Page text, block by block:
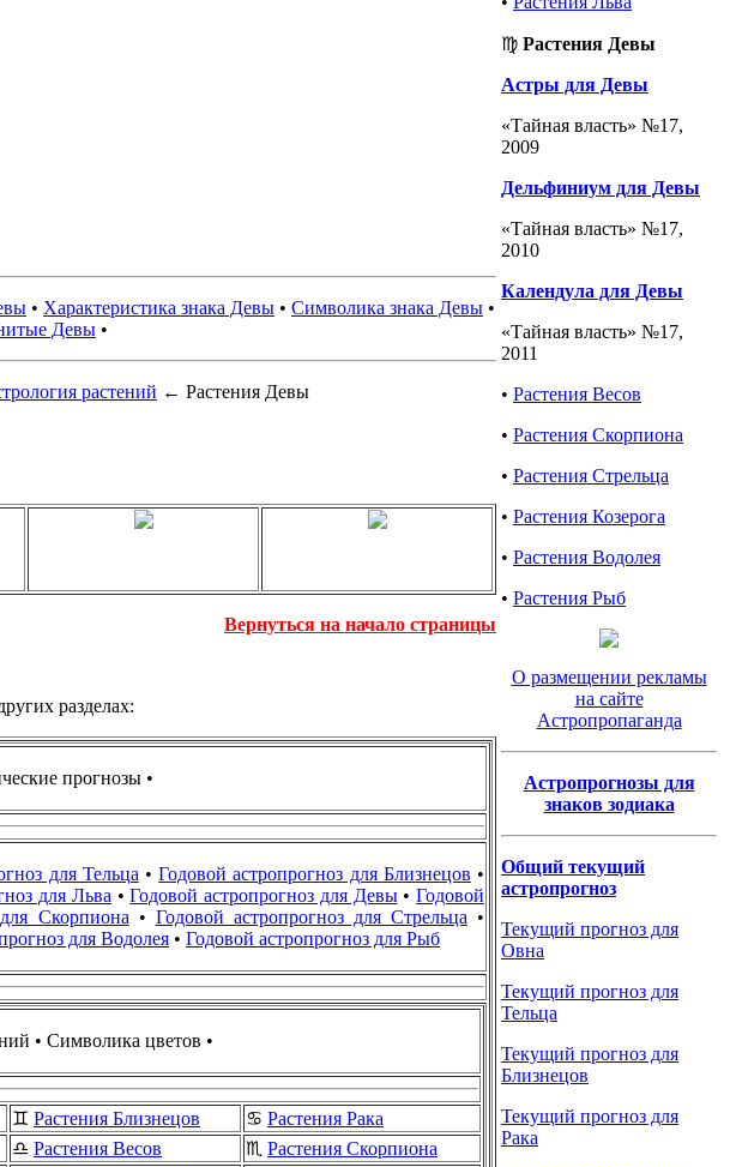
• Характеристика знака Девы • Символика знака Девы •
Девы •
растений ← Растения Девы
Вернуться на начало страницы
разделах:
прогнозы •
для Тельца •Годовой астропрогноз для Близнецов •
для Льва •Годовой астропрогноз для Девы•Годовой
Скорпиона • Годовой астропрогноз для Стрельца •
для Водолея • Годовой астропрогноз для Рыб
• Символика цветов •
♊ Растения Близнецов ♋ Растения Рака
♎ Растения Весов ♏ Растения Скорпиона
♍ Растения Девы
Астры для Девы
«Тайная власть» №17,
2009
Дельфиниум для Девы
«Тайная власть» №17,
2010
Календула для Девы
«Тайная власть» №17,
2011
• Растения Весов
• Растения Скорпиона
• Растения Стрельца
• Растения Козерога
• Растения Водолея
• Растения Рыб
О размещении рекламы
на сайте
Астропропаганда
Астропрогнозы для
знаков зодиака
Общий текущий
астропрогноз
Текущий прогноз для
Овна
Текущий прогноз для
Тельца
Текущий прогноз для
Близнецов
Текущий прогноз для
Рака